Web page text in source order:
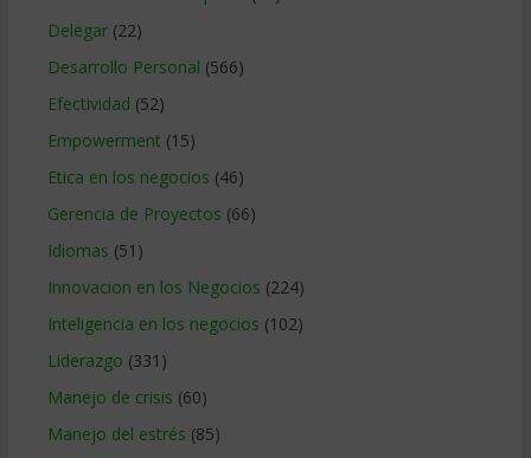
Delegar(22)
Desarrollo Personal (566)
Efectividad (52)
Empowerment (15)
Etica en los negocios (46)
Gerencia de Proyectos (66)
Idiomas (51)
Innovacion en los Negocios (224)
Inteligencia en los negocios (102)
Liderazgo (331)
Manejo de crisis (60)
Manejo del estrés (85)